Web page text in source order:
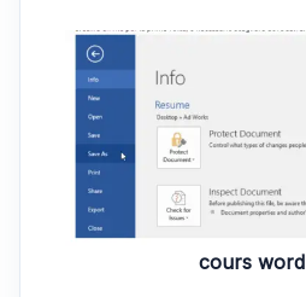
cours word